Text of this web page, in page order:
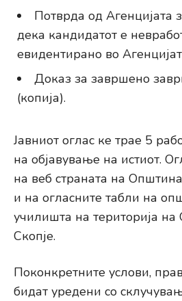
Потврда од Агенцијата
дека кандидатот е
евидентирано во
Доказ за завршено
(копија).
Јавниот оглас ке трае 5
на објавување на истиот.
на веб страната на
и на огласните табли на
училишта на територија
Скопје.
Поконкретните услови,
бидат уредени со